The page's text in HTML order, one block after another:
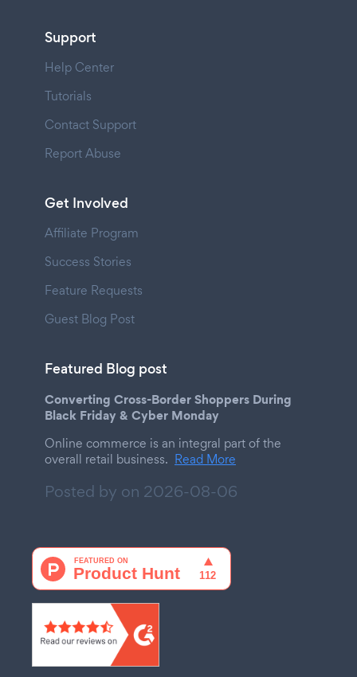
Support
Help Center
Tutorials
Contact Support
Report Abuse
Get Involved
Affiliate Program
Success Stories
Feature Requests
Guest Blog Post
Featured Blog post
Converting Cross-Border Shoppers During
Black Friday & Cyber Monday
Online commerce is an integral part of the
overall retail business. Read More
Posted by on 2026-08-06